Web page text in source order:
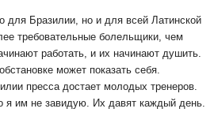
для Бразилии, но и для всей Латинской
требовательные болельщики, чем
работать, и их начинают душить.
может показать себя.
пресса достает молодых тренеров.
я им не завидую. Их давят каждый день.